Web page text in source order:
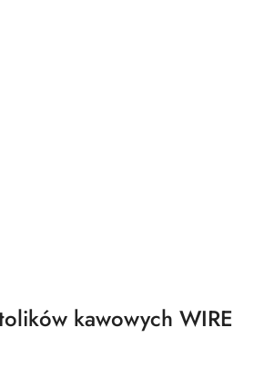
kawowych WIRE